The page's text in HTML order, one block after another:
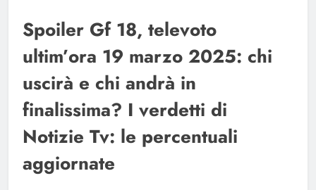
Spoiler Gf 18, televoto
ultim’ora 19 marzo 2025: chi
uscirà e chi andrà in
finalissima? I verdetti di
Notizie Tv: le percentuali
aggiornate